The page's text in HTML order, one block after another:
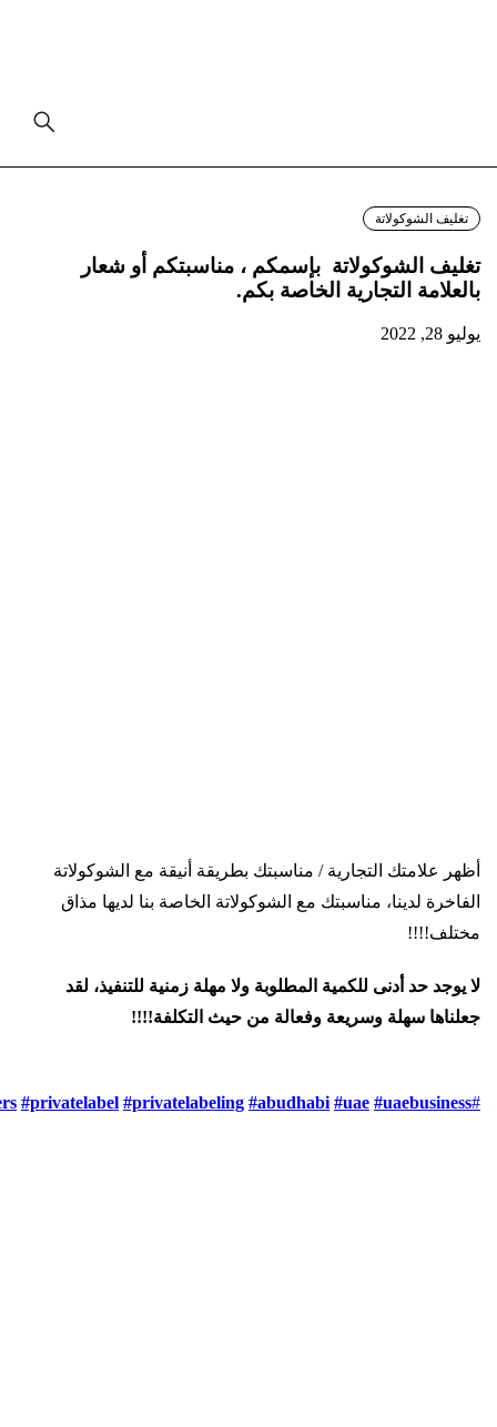
تغليف الشوكولاتة
تغليف الشوكولاتة بإسمكم ، مناسبتكم أو شعار
بالعلامة التجارية الخاصة بكم.
يوليو 28, 2022
أظهر علامتك التجارية / مناسبتك بطريقة أنيقة مع الشوكولاتة
الفاخرة لدينا، مناسبتك مع الشوكولاتة الخاصة بنا لديها مذاق
مختلف!!!!
لا يوجد حد أدنى للكمية المطلوبة ولا مهلة زمنية للتنفيذ، لقد
جعلناها سهلة وسريعة وفعالة من حيث التكلفة!!!!
#branding
#privatelabel #privatelabeling #abudhabi #uae #uaebusiness